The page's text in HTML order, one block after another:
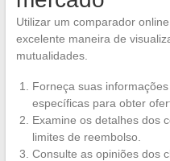
Utilizar um comparador
excelente maneira de
mutualidades.
Forneça suas
específicas para obter
Examine os detalhes dos
limites de reembolso.
Consulte as opiniões dos